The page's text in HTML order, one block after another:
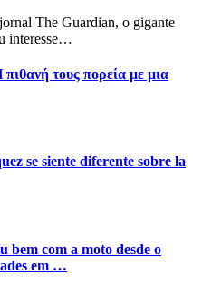
The Guardian, o gigante
interesse…
τους πορεία με μια
se siente diferente sobre la
bem com a moto desde o
em …